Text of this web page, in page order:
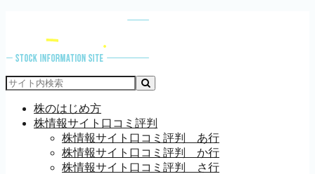
株のはじめ方
株情報サイト口コミ評判
株情報サイト口コミ評判 あ行
株情報サイト口コミ評判 か行
株情報サイト口コミ評判 さ行